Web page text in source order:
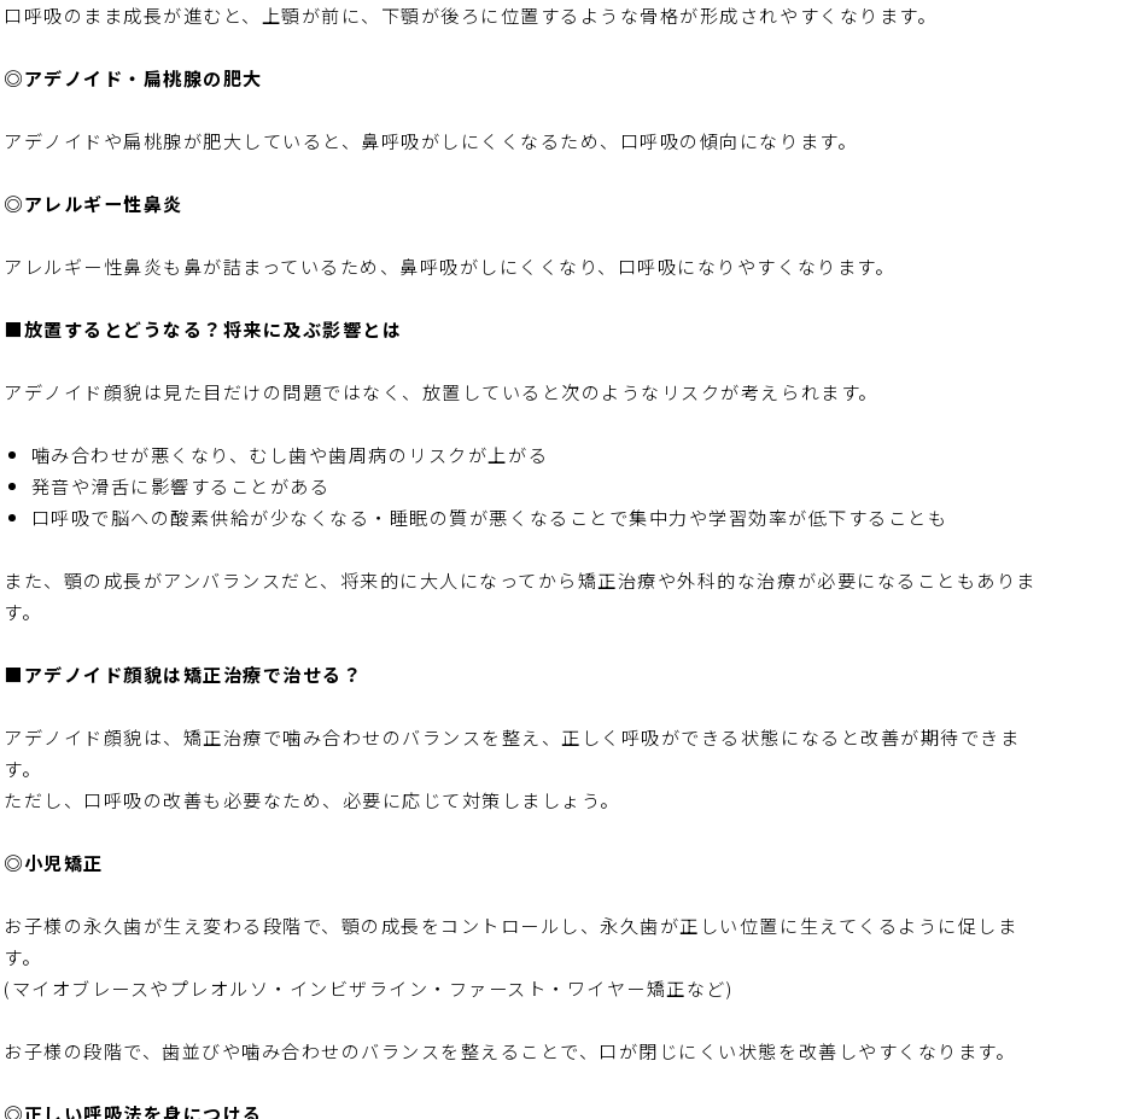
口呼吸のまま成長が進むと、上顎が前に、下顎が後ろに位置するような骨格が形成されやすくなります。
◎アデノイド・扁桃腺の肥大
アデノイドや扁桃腺が肥大していると、鼻呼吸がしにくくなるため、口呼吸の傾向になります。
◎アレルギー性鼻炎
アレルギー性鼻炎も鼻が詰まっているため、鼻呼吸がしにくくなり、口呼吸になりやすくなります。
■放置するとどうなる？将来に及ぶ影響とは
アデノイド顔貌は見た目だけの問題ではなく、放置していると次のようなリスクが考えられます。
噛み合わせが悪くなり、むし歯や歯周病のリスクが上がる
発音や滑舌に影響することがある
口呼吸で脳への酸素供給が少なくなる・睡眠の質が悪くなることで集中力や学習効率が低下することも
また、顎の成長がアンバランスだと、将来的に大人になってから矯正治療や外科的な治療が必要になることもありま
す。
■アデノイド顔貌は矯正治療で治せる？
アデノイド顔貌は、矯正治療で噛み合わせのバランスを整え、正しく呼吸ができる状態になると改善が期待できま
す。
ただし、口呼吸の改善も必要なため、必要に応じて対策しましょう。
◎小児矯正
お子様の永久歯が生え変わる段階で、顎の成長をコントロールし、永久歯が正しい位置に生えてくるように促しま
す。
(マイオブレースやプレオルソ・インビザライン・ファースト・ワイヤー矯正など)
お子様の段階で、歯並びや噛み合わせのバランスを整えることで、口が閉じにくい状態を改善しやすくなります。
◎正しい呼吸法を身につける